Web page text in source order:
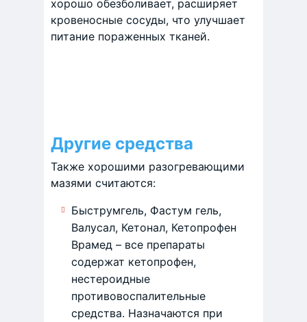
хорошо обезболивает, расширяет
кровеносные сосуды, что улучшает
питание пораженных тканей.
Другие средства
Также хорошими разогревающими
мазями считаются:
Быструмгель, Фастум гель,
Валусал, Кетонал, Кетопрофен
Врамед – все препараты
содержат кетопрофен,
нестероидные
противовоспалительные
средства. Назначаются при